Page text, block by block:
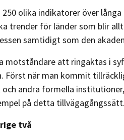
250 olika indikatorer över
trender för länder som blir
samtidigt som den
motståndare att ringaktas i
Först när man kommit
och andra formella
på detta tillvägagångssätt.
två